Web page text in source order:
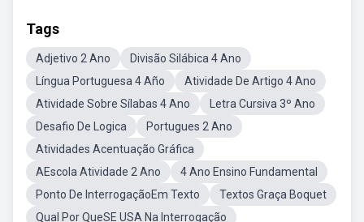
Tags
Adjetivo 2 Ano
Divisão Silábica 4 Ano
Língua Portuguesa 4 Año
Atividade De Artigo 4 Ano
Atividade Sobre Sílabas 4 Ano
Letra Cursiva 3º Ano
Desafio De Logica
Portugues 2 Ano
Atividades Acentuação Gráfica
AEscola Atividade 2 Ano
4 Ano Ensino Fundamental
Ponto De InterrogaçãoEm Texto
Textos Graça Boquet
Qual Por QueSE USA Na Interrogação